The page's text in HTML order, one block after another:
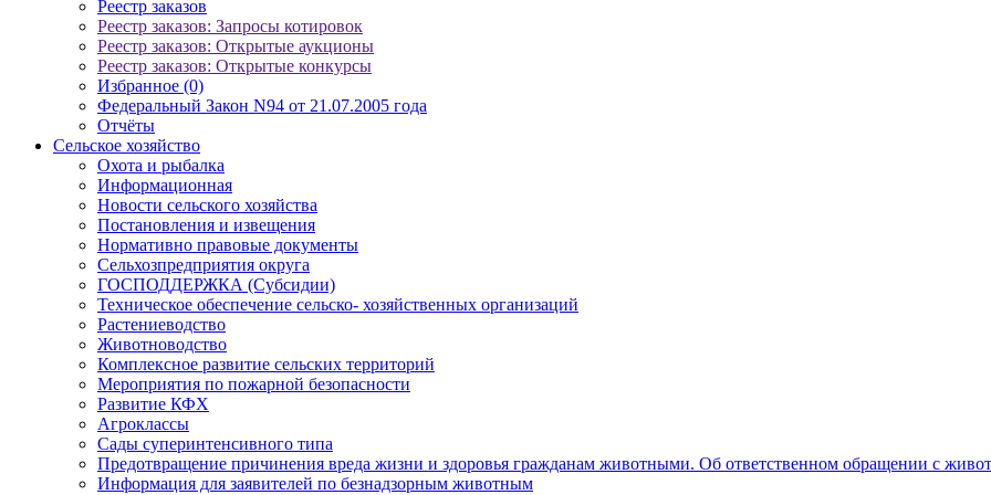
Реестр заказов
Реестр заказов: Запросы котировок
Реестр заказов: Открытые аукционы
Реестр заказов: Открытые конкурсы
Избранное (0)
Федеральный Закон N94 от 21.07.2005 года
Отчёты
Сельское хозяйство
Охота и рыбалка
Информационная
Новости сельского хозяйства
Постановления и извещения
Нормативно правовые документы
Сельхозпредприятия округа
ГОСПОДДЕРЖКА (Субсидии)
Техническое обеспечение сельско- хозяйственных организаций
Растениеводство
Животноводство
Комплексное развитие сельских территорий
Мероприятия по пожарной безопасности
Развитие КФХ
Агроклассы
Сады суперинтенсивного типа
Предотвращение причинения вреда жизни и здоровья гражданам животными. Об ответственном обращении с
Информация для заявителей по безнадзорным животным